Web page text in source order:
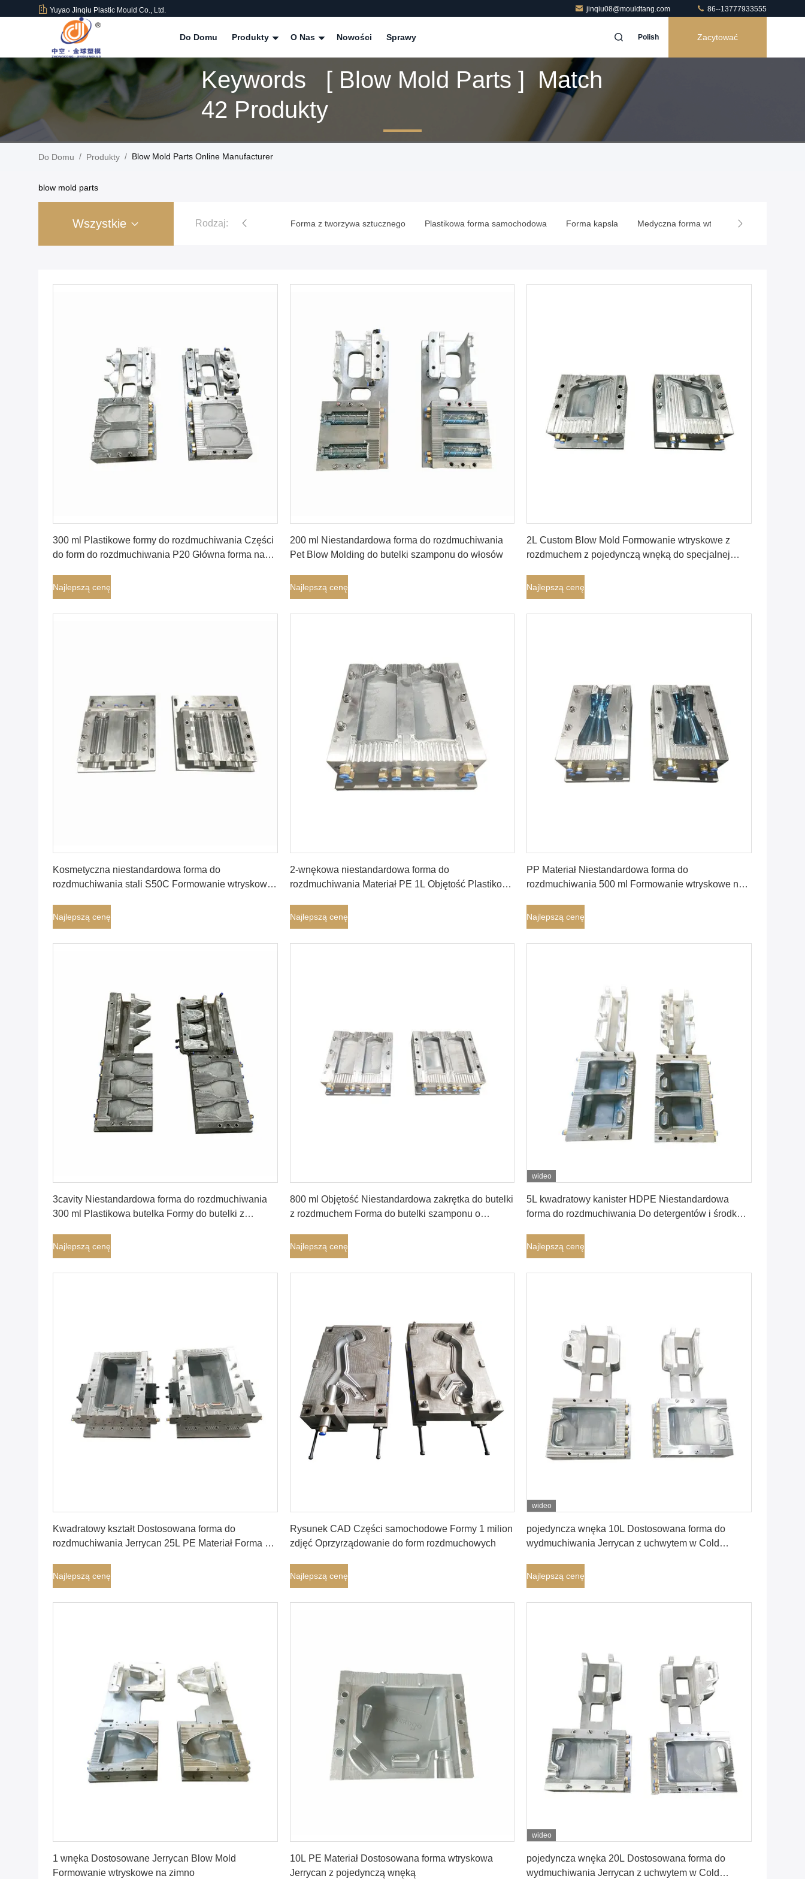
Yuyao Jinqiu Plastic Mould Co., Ltd. jinqiu08@mouldtang.com 86--13777933555
Do Domu Produkty O Nas Nowości Sprawy Polish Zacytować
Keywords [ Blow Mold Parts ] Match
42 Produkty
Do Domu / Produkty / Blow Mold Parts Online Manufacturer
blow mold parts
Wszystkie Rodzaj:
Forma wtryskowa z tworzywa sztucznego Forma z tworzywa sztucznego Plastikowa forma samochodowa Forma kapsla Medyczna forma wtryskowa
300 ml Plastikowe formy do rozdmuchiwania Części
do form do rozdmuchiwania P20 Główna forma na
Najlepszą cenę
200 ml Niestandardowa forma do rozdmuchiwania
Pet Blow Molding do butelki szamponu do włosów
Najlepszą cenę
2L Custom Blow Mold Formowanie wtryskowe z
rozdmuchem z pojedynczą wnęką do specjalnej
Najlepszą cenę
Kosmetyczna niestandardowa forma do
rozdmuchiwania stali S50C Formowanie wtryskowe
Najlepszą cenę
2-wnękowa niestandardowa forma do
rozdmuchiwania Materiał PE 1L Objętość Plastikowa
Najlepszą cenę
PP Materiał Niestandardowa forma do
rozdmuchiwania 500 ml Formowanie wtryskowe na
Najlepszą cenę
3cavity Niestandardowa forma do rozdmuchiwania
300 ml Plastikowa butelka Formy do butelki z
Najlepszą cenę
800 ml Objętość Niestandardowa zakrętka do butelki
z rozdmuchem Forma do butelki szamponu o
Najlepszą cenę
wideo
5L kwadratowy kanister HDPE Niestandardowa
forma do rozdmuchiwania Do detergentów i środków
Najlepszą cenę
Kwadratowy kształt Dostosowana forma do
rozdmuchiwania Jerrycan 25L PE Materiał Forma z
Najlepszą cenę
Rysunek CAD Części samochodowe Formy 1 milion
zdjęć Oprzyrządowanie do form rozdmuchowych
Najlepszą cenę
wideo
pojedyncza wnęka 10L Dostosowana forma do
wydmuchiwania Jerrycan z uchwytem w Cold
Najlepszą cenę
1 wnęka Dostosowane Jerrycan Blow Mold
Formowanie wtryskowe na zimno
10L PE Materiał Dostosowana forma wtryskowa
Jerrycan z pojedynczą wnęką
wideo
pojedyncza wnęka 20L Dostosowana forma do
wydmuchiwania Jerrycan z uchwytem w Cold